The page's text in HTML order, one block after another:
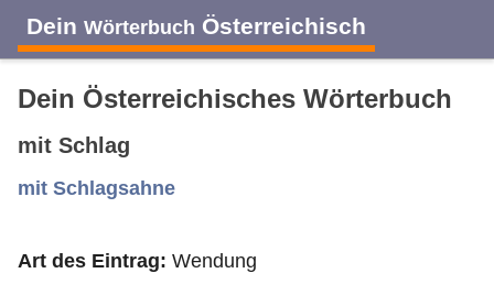
Dein Wörterbuch Österreichisch
A B C
J K L M N
Dein Österreichisches Wörterbuch
mit Schlag
mit Schlagsahne
Art des Eintrag: Wendung